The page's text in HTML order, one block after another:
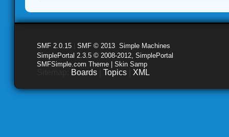
SMF 2.0.15 SMF © 2013 Simple Machines
SimplePortal 2.3.5 © 2008-2012, SimplePortal
SMFSimple.com Theme | Skin Samp
Boards Topics XML